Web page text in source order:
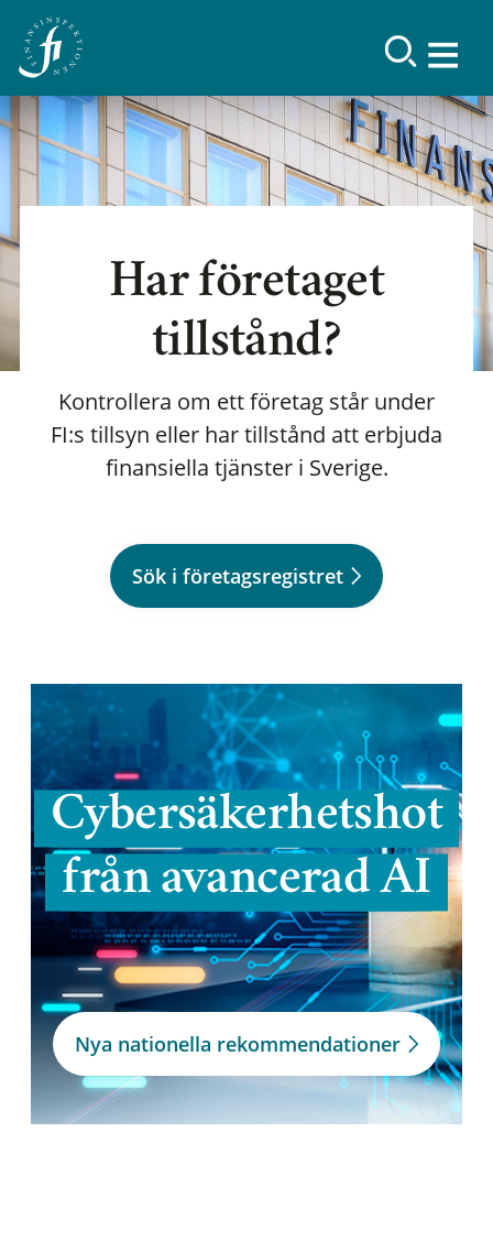
Har företaget
tillstånd?
Kontrollera om ett företag står under
FI:s tillsyn eller har tillstånd att erbjuda
finansiella tjänster i Sverige.
Sök i företagsregistret
Cybersäkerhetshot
från avancerad AI
Nya nationella rekommendationer